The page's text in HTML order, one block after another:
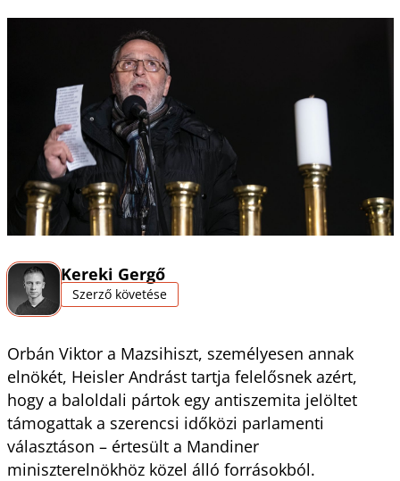
Kereki Gergő
Szerző követése
Orbán Viktor a Mazsihiszt, személyesen annak
elnökét, Heisler Andrást tartja felelősnek azért,
hogy a baloldali pártok egy antiszemita jelöltet
támogattak a szerencsi időközi parlamenti
választáson – értesült a Mandiner
miniszterelnökhöz közel álló forrásokból.